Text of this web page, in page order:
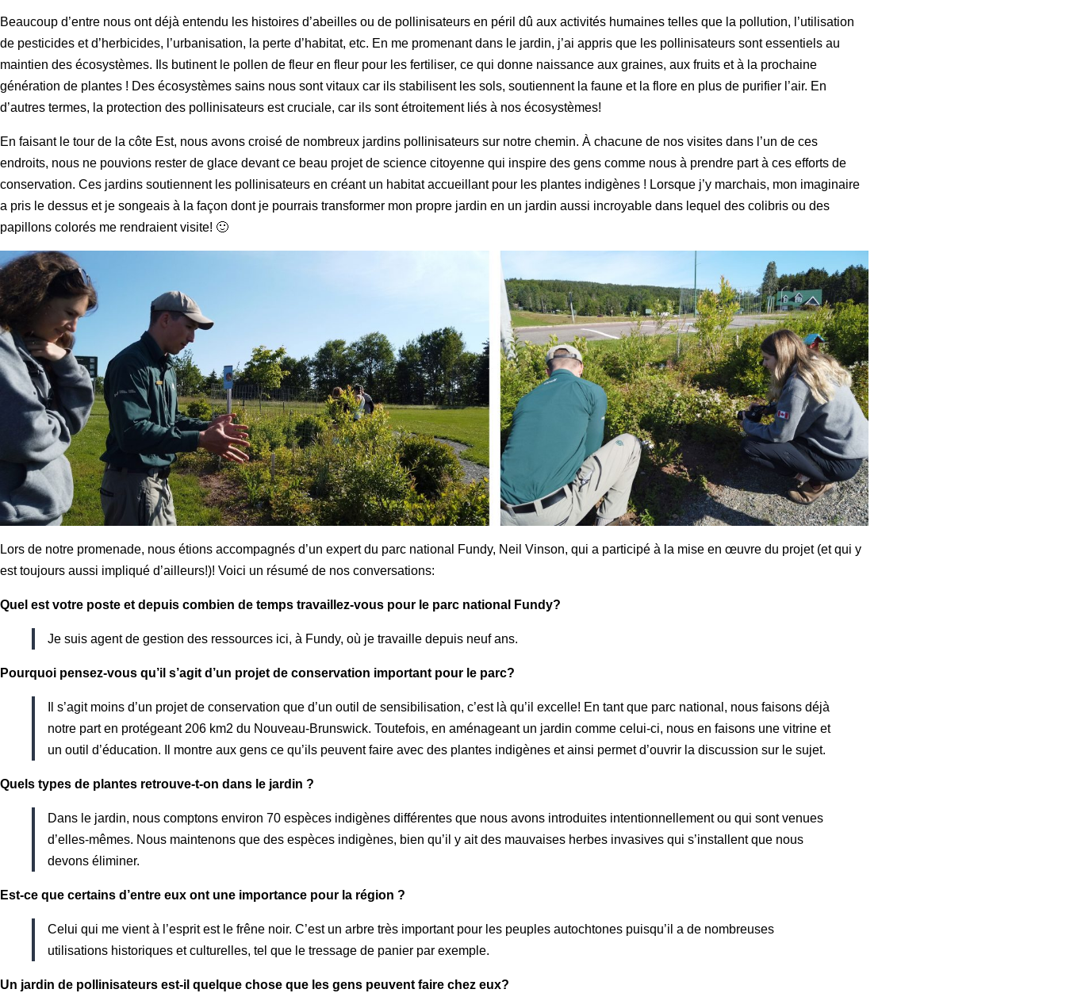
Beaucoup d’entre nous ont déjà entendu les histoires d’abeilles ou de pollinisateurs en péril dû aux activités humaines telles que la pollution, l’utilisation
de pesticides et d’herbicides, l’urbanisation, la perte d’habitat, etc. En me promenant dans le jardin, j’ai appris que les pollinisateurs sont essentiels au
maintien des écosystèmes. Ils butinent le pollen de fleur en fleur pour les fertiliser, ce qui donne naissance aux graines, aux fruits et à la prochaine
génération de plantes ! Des écosystèmes sains nous sont vitaux car ils stabilisent les sols, soutiennent la faune et la flore en plus de purifier l’air. En
d’autres termes, la protection des pollinisateurs est cruciale, car ils sont étroitement liés à nos écosystèmes!
En faisant le tour de la côte Est, nous avons croisé de nombreux jardins pollinisateurs sur notre chemin. À chacune de nos visites dans l’un de ces
endroits, nous ne pouvions rester de glace devant ce beau projet de science citoyenne qui inspire des gens comme nous à prendre part à ces efforts de
conservation. Ces jardins soutiennent les pollinisateurs en créant un habitat accueillant pour les plantes indigènes ! Lorsque j’y marchais, mon imaginaire
a pris le dessus et je songeais à la façon dont je pourrais transformer mon propre jardin en un jardin aussi incroyable dans lequel des colibris ou des
papillons colorés me rendraient visite! 🙂
Lors de notre promenade, nous étions accompagnés d’un expert du parc national Fundy, Neil Vinson, qui a participé à la mise en œuvre du projet (et qui y
est toujours aussi impliqué d’ailleurs!)! Voici un résumé de nos conversations:
Quel est votre poste et depuis combien de temps travaillez-vous pour le parc national Fundy?
Je suis agent de gestion des ressources ici, à Fundy, où je travaille depuis neuf ans.
Pourquoi pensez-vous qu’il s’agit d’un projet de conservation important pour le parc?
Il s’agit moins d’un projet de conservation que d’un outil de sensibilisation, c’est là qu’il excelle! En tant que parc national, nous faisons déjà
notre part en protégeant 206 km2 du Nouveau-Brunswick. Toutefois, en aménageant un jardin comme celui-ci, nous en faisons une vitrine et
un outil d’éducation. Il montre aux gens ce qu’ils peuvent faire avec des plantes indigènes et ainsi permet d’ouvrir la discussion sur le sujet.
Quels types de plantes retrouve-t-on dans le jardin ?
Dans le jardin, nous comptons environ 70 espèces indigènes différentes que nous avons introduites intentionnellement ou qui sont venues
d’elles-mêmes. Nous maintenons que des espèces indigènes, bien qu’il y ait des mauvaises herbes invasives qui s’installent que nous
devons éliminer.
Est-ce que certains d’entre eux ont une importance pour la région ?
Celui qui me vient à l’esprit est le frêne noir. C’est un arbre très important pour les peuples autochtones puisqu’il a de nombreuses
utilisations historiques et culturelles, tel que le tressage de panier par exemple.
Un jardin de pollinisateurs est-il quelque chose que les gens peuvent faire chez eux?